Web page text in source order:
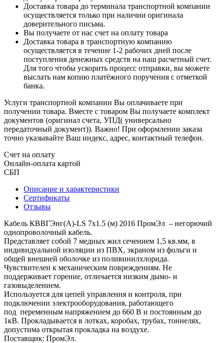
Доставка товара до терминала транспортной компании
осуществляется только при наличии оригинала
доверительного письма.
Вы получаете от нас счет на оплату товара
Доставка товара в транспортную компанию
осуществляется в течение 1-2 рабочих дней после
поступления денежных средств на наш расчетный счет.
Для того чтобы ускорить процесс отправки, вы можете
выслать нам копию платёжного поручения с отметкой
банка.
Услуги транспортной компании Вы оплачиваете при
получении товара. Вместе с товаром Вы получаете комплект
документов (оригинал счета, УПД( универсально
передаточный документ)). Важно! При оформлении заказа
точно указывайте Ваш индекс, адрес, контактный телефон.
Счет на оплату
Онлайн-оплата картой
СБП
Описание и характеристики
Сертификаты
Отзывы
Кабель КВВГЭнг(А)-LS 7х1.5 (м) 2016 ПромЭл – негорючий
однопроволочный кабель.
Представляет собой 7 медных жил сечением 1,5 кв.мм, в
индивидуальной изоляции из ПВХ, экраном из фольги и
общей внешней оболочке из поливинилхлорида.
Чувствителен к механическим повреждениям. Не
поддерживает горение, отличается низким дымо- и
газовыделением.
Используется для цепей управления и контроля, при
подключении электрооборудования, работающего
под переменным напряжением до 660 В и постоянным до
1кВ. Прокладывается в лотках, коробах, трубах, тоннелях,
допустима открытая прокладка на воздухе.
Поставщик: ПромЭл.